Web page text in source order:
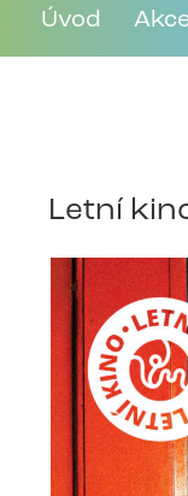
Úvod
Letní